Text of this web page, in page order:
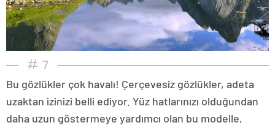
7
Bu gözlükler çok havalı! Çerçevesiz gözlükler, adeta
uzaktan izinizi belli ediyor. Yüz hatlarınızı olduğundan
daha uzun göstermeye yardımcı olan bu modelle,